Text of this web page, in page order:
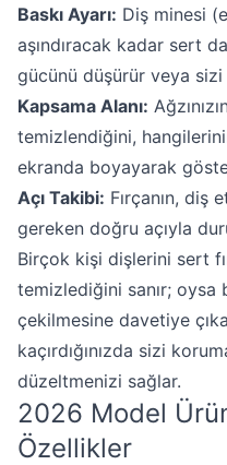
Baskı Ayarı: Diş minesi
aşındıracak kadar sert
gücünü düşürür veya sizi
Kapsama Alanı:
temizlendiğini,
ekranda boyayarak
Açı Takibi: Fırçanın, diş
gereken doğru açıyla
Birçok kişi dişlerini sert
temizlediğini sanır;
çekilmesine davetiye
kaçırdığınızda sizi
düzeltmenizi sağlar.
2026 Model
Özellikler